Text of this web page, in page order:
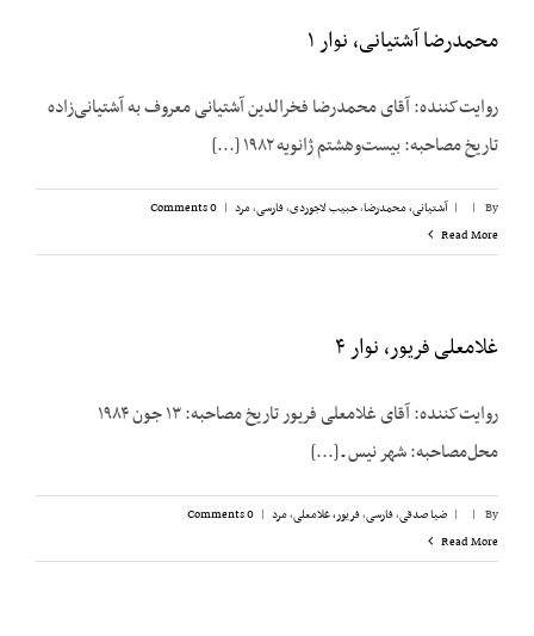
محمدرضا آشتیانی، نوار ۱
روایت‌کننده: آقای محمدرضا فخرالدین آشتیانی معروف به آشتیانی‌زاده
تاریخ مصاحبه: بیست‌وهشتم ژانویه ۱۹۸۲ [...]
By
|
| آشتیانی، محمدرضا,حبیب لاجوردی,فارسی,مرد |
0 Comments
Read More
غلامعلی فریور، نوار ۴
روایت‌کننده: آقای غلامعلی فریور تاریخ مصاحبه: ۱۳ جون ۱۹۸۴
محل‌مصاحبه: شهر نیس ـ [...]
By
|
| ضیا صدقی,فارسی,فریور، غلامعلی,مرد |
0 Comments
Read More